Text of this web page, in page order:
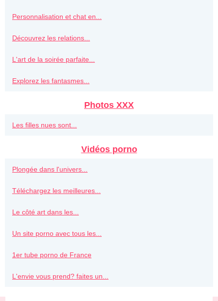
Personnalisation et chat en...
Découvrez les relations...
L'art de la soirée parfaite...
Explorez les fantasmes...
Photos XXX
Les filles nues sont...
Vidéos porno
Plongée dans l'univers...
Téléchargez les meilleures...
Le côté art dans les...
Un site porno avec tous les...
1er tube porno de France
L'envie vous prend? faites un...